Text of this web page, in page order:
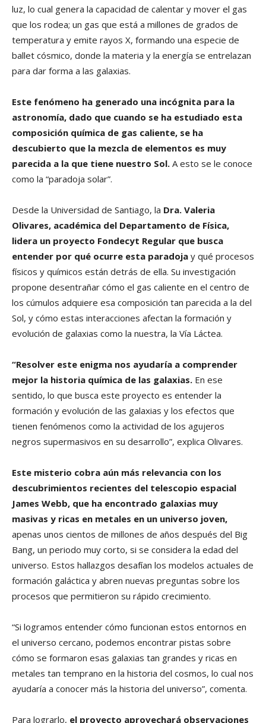
luz, lo cual genera la capacidad de calentar y mover el gas
que los rodea; un gas que está a millones de grados de
temperatura y emite rayos X, formando una especie de
ballet cósmico, donde la materia y la energía se entrelazan
para dar forma a las galaxias.
Este fenómeno ha generado una incógnita para la
astronomía, dado que cuando se ha estudiado esta
composición química de gas caliente, se ha
descubierto que la mezcla de elementos es muy
parecida a la que tiene nuestro Sol. A esto se le conoce
como la “paradoja solar”.
Desde la Universidad de Santiago, la Dra. Valeria
Olivares, académica del Departamento de Física,
lidera un proyecto Fondecyt Regular que busca
entender por qué ocurre esta paradoja y qué procesos
físicos y químicos están detrás de ella. Su investigación
propone desentrañar cómo el gas caliente en el centro de
los cúmulos adquiere esa composición tan parecida a la del
Sol, y cómo estas interacciones afectan la formación y
evolución de galaxias como la nuestra, la Vía Láctea.
“Resolver este enigma nos ayudaría a comprender
mejor la historia química de las galaxias. En ese
sentido, lo que busca este proyecto es entender la
formación y evolución de las galaxias y los efectos que
tienen fenómenos como la actividad de los agujeros
negros supermasivos en su desarrollo”, explica Olivares.
Este misterio cobra aún más relevancia con los
descubrimientos recientes del telescopio espacial
James Webb, que ha encontrado galaxias muy
masivas y ricas en metales en un universo joven,
apenas unos cientos de millones de años después del Big
Bang, un periodo muy corto, si se considera la edad del
universo. Estos hallazgos desafían los modelos actuales de
formación galáctica y abren nuevas preguntas sobre los
procesos que permitieron su rápido crecimiento.
“Si logramos entender cómo funcionan estos entornos en
el universo cercano, podemos encontrar pistas sobre
cómo se formaron esas galaxias tan grandes y ricas en
metales tan temprano en la historia del cosmos, lo cual nos
ayudaría a conocer más la historia del universo”, comenta.
Para lograrlo, el proyecto aprovechará observaciones